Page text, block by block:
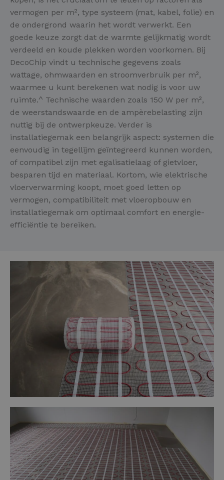
vermogen per m², type systeem (mat, kabel, folie) en
de ondergrond waarin het wordt verwerkt. Een
goede keuze zorgt dat de warmte gelijkmatig wordt
verdeeld en koude plekken worden voorkomen. Bij
DecoChip vindt u technische gegevens zoals
wattage, ohmwaarden en stroomverbruik per m²,
waarmee u kunt berekenen wat nodig is voor uw
ruimte.^ Technische waarden zoals 150 W per m²,
de weerstandswaarde en de ampèrebelasting zijn
nuttig bij de ontwerpkeuze. Verder is
installatiegemak een belangrijk aspect: systemen die
eenvoudig in tegellijm geïntegreerd kunnen worden,
of compatibel zijn met egalisatielaag of gietvloer,
besparen tijd en materiaal. Kortom, wie elektrische
vloerverwarming koopt, moet goed letten op
vermogen, compatibiliteit met vloeropbouw en
installatiegemak om optimaal comfort en energie-
efficiëntie te bereiken.